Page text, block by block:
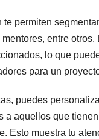
permiten
entre
lo que
para un
puedes
aquellos que
Esto muestra tu